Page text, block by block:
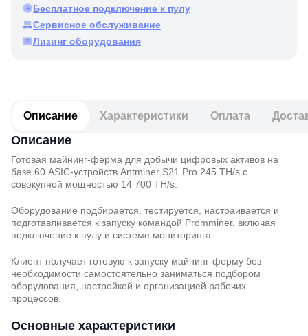
Бесплатное подключение к пулу
Сервисное обслуживание
Лизинг оборудования
Описание Характеристики Оплата
Описание
Готовая майнинг-ферма для добычи цифровых активов на
базе 60 ASIC-устройств Antminer S21 Pro 245 TH/s с
совокупной мощностью 14 700 TH/s.
Оборудование подбирается, тестируется, настраивается и
подготавливается к запуску командой Promminer, включая
подключение к пулу и системе мониторинга.
Клиент получает готовую к запуску майнинг-ферму без
необходимости самостоятельно заниматься подбором
оборудования, настройкой и организацией рабочих
процессов.
Основные характеристики